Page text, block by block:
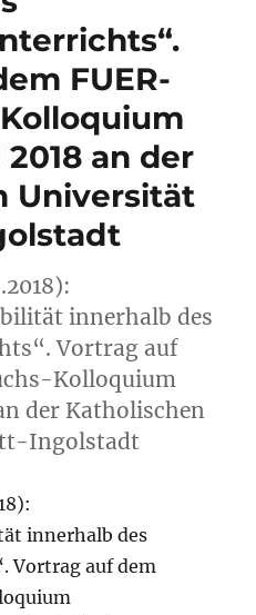
FUER-
2018 an der
Universität
innerhalb des
Vortrag auf
Kolloquium
der Katholischen
Ingolstadt
innerhalb des
Vortrag auf dem